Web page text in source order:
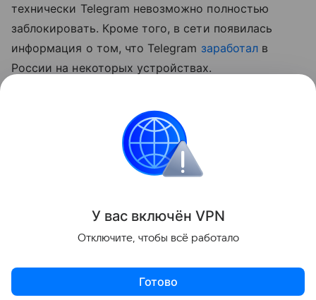
технически Telegram невозможно полностью
заблокировать. Кроме того, в сети появилась
информация о том, что Telegram заработалв
России на некоторых устройствах.
Росфинмониторинга
Telegram Сбои
Поделиться
У вас включён VPN
Отключите, чтобы всё работало
Готово